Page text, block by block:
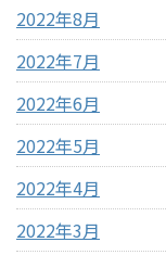
2022年8月
2022年7月
2022年6月
2022年5月
2022年4月
2022年3月